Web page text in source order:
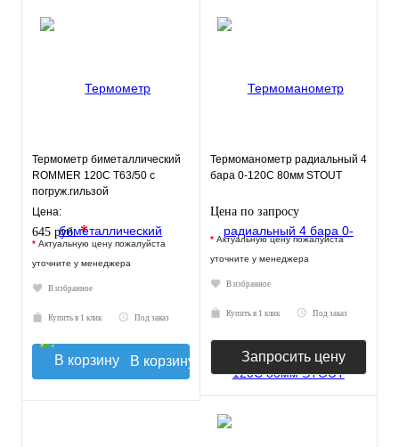
Термометр биметаллический
ROMMER 120С Т63/50 с
погруж.гильзой
Цена:
645 руб.*
* Актуальную цену пожалуйста
уточните у менеджера
В избранное
Купить в 1 клик Под заказ
В корзину
Термоманометр радиальный 4
бара 0-120С 80мм STOUT
Цена по запросу
* Актуальную цену пожалуйста
уточните у менеджера
В избранное
Купить в 1 клик Под заказ
Запросить цену